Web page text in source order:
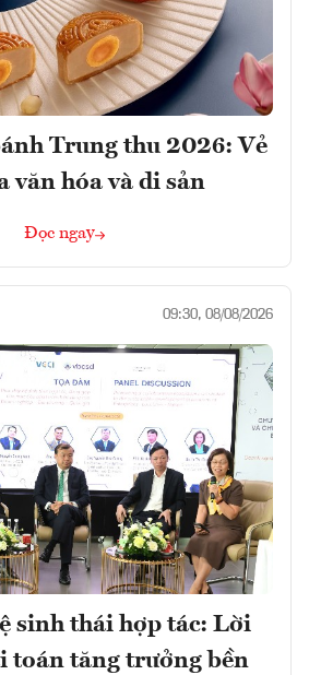
Trung thu 2026: Vẻ
văn hóa và di sản
Đọc ngay
09:30, 08/08/2026
sinh thái hợp tác: Lời
toán tăng trưởng bền